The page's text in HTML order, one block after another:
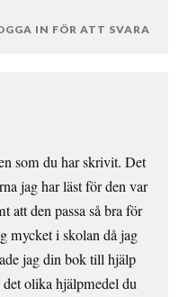
IN FÖR ATT SVARA
som du har skrivit. Det
jag har läst för den var
att den passa så bra för
mycket i skolan då jag
jag din bok till hjälp
olika hjälpmedel du